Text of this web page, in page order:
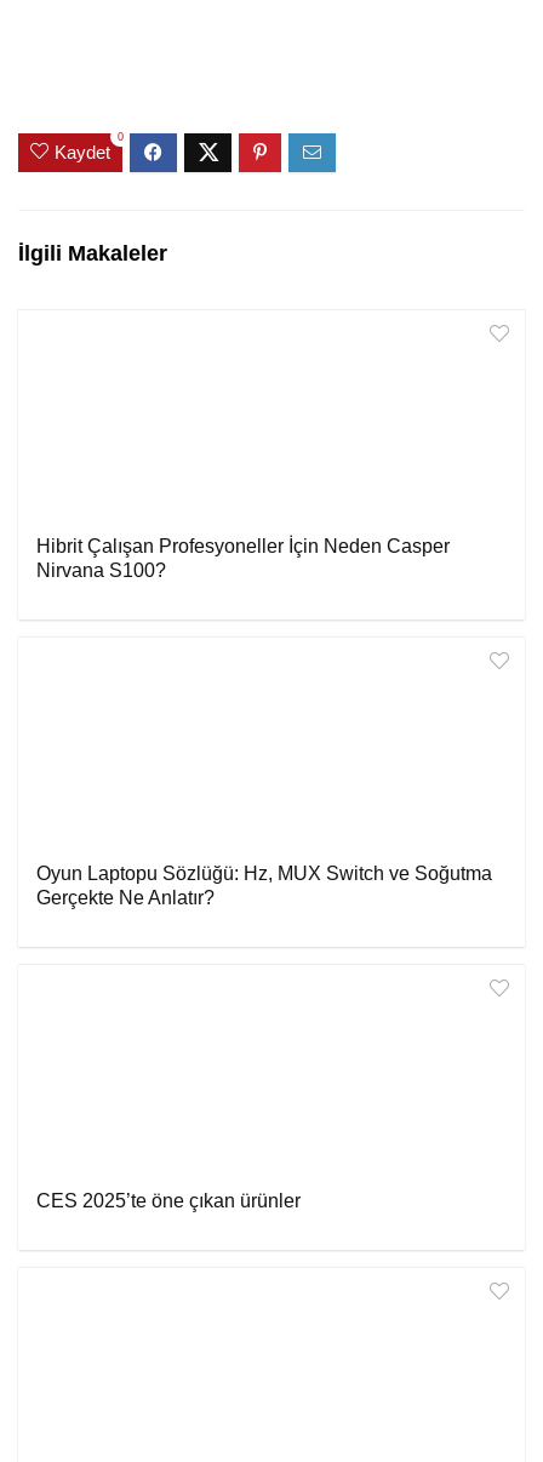
Kaydet
0
İlgili Makaleler
Hibrit Çalışan Profesyoneller İçin Neden Casper
Nirvana S100?
Oyun Laptopu Sözlüğü: Hz, MUX Switch ve Soğutma
Gerçekte Ne Anlatır?
CES 2025’te öne çıkan ürünler